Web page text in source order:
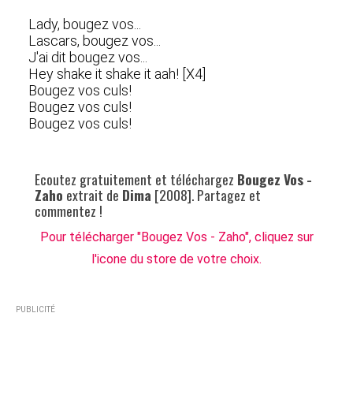
Lady, bougez vos...
Lascars, bougez vos...
J'ai dit bougez vos...
Hey shake it shake it aah! [X4]
Bougez vos culs!
Bougez vos culs!
Bougez vos culs!
Ecoutez gratuitement et téléchargez Bougez Vos -
Zaho extrait de Dima [2008]. Partagez et
commentez !
Pour télécharger "Bougez Vos - Zaho", cliquez sur
l'icone du store de votre choix.
PUBLICITÉ